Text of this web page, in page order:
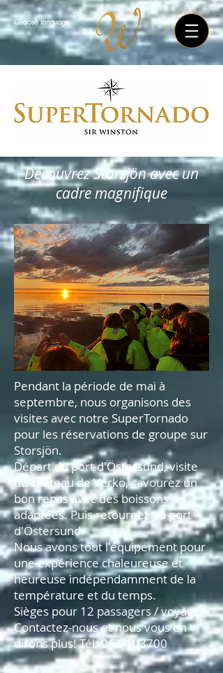
Choose language
Découvrez Storsjön avec un
cadre magnifique
Pendant la période de mai à
septembre, nous organisons des
visites avec notre SuperTornado
pour les réservations de groupe sur
Storsjön.
Départ du port d'Östersund, visite
du château de Verkö, savourez un
bon repas avec des boissons
adaptées. Puis retournez au port
d'Östersund.
Nous avons tout l'équipement pour
une expérience chaleureuse et
heureuse indépendamment de la
température et du temps.
Sièges pour 12 passagers / voyage
Contactez-nous et nous vous en
dirons plus! Tél:063-103700